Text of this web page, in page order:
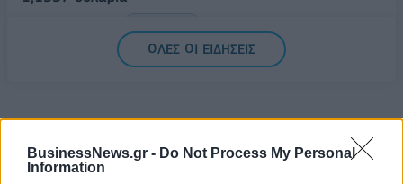
BusinessNews.gr - Do Not Process My Personal
Information
ΟΛΕΣ ΟΙ ΕΙΔΗΣΕΙΣ